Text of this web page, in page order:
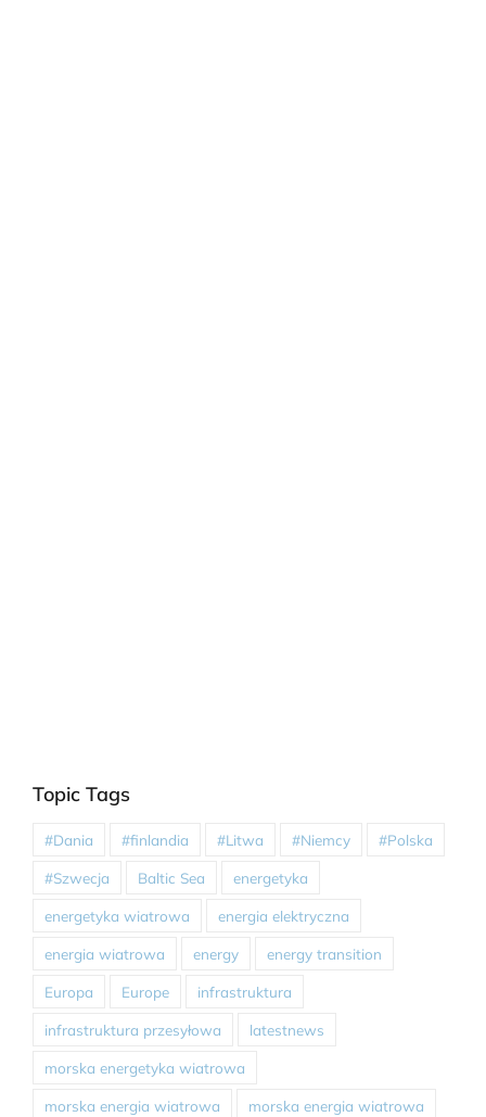
Topic Tags
#Dania #finlandia #Litwa #Niemcy #Polska
#Szwecja Baltic Sea energetyka
energetyka wiatrowa energia elektryczna
energia wiatrowa energy energy transition
Europa Europe infrastruktura
infrastruktura przesyłowa latestnews
morska energetyka wiatrowa
morska energia wiatrowa morska energia wiatrowa